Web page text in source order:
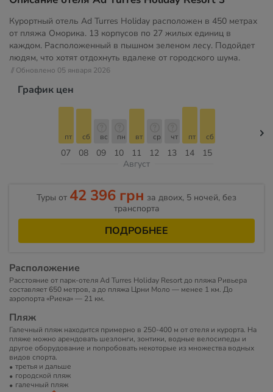
Курортный отель Ad Turres Holiday расположен в 450 метрах
от пляжа Оморика. 13 корпусов по 27 жилых единиц в
каждом. Расположенный в пышном зеленом лесу. Подойдет
людям, что хотят отдохнуть вдалеке от городского шума.
// Обновлено 05 января 2026
График цен
07
пт
08
сб
09
вс
10
пн
11
вт
12
ср
13
чт
14
пт
15
сб
Август
Туры от 42 396 грн за двоих, 5 ночей, без
транспорта
ПОДРОБНЕЕ
Расположение
Расстояние от парк-отеля Ad Turres Holiday Resort до пляжа Ривьера
составляет 650 метров, а до пляжа Црни Моло — менее 1 км. До
аэропорта «Риека» — 21 км.
Пляж
Галечный пляж находится примерно в 250-400 м от отеля и курорта. На
пляже можно арендовать шезлонги, зонтики, водные велосипеды и
другое оборудование и попробовать некоторые из множества водных
видов спорта.
третья и дальше
городской пляж
галечный пляж